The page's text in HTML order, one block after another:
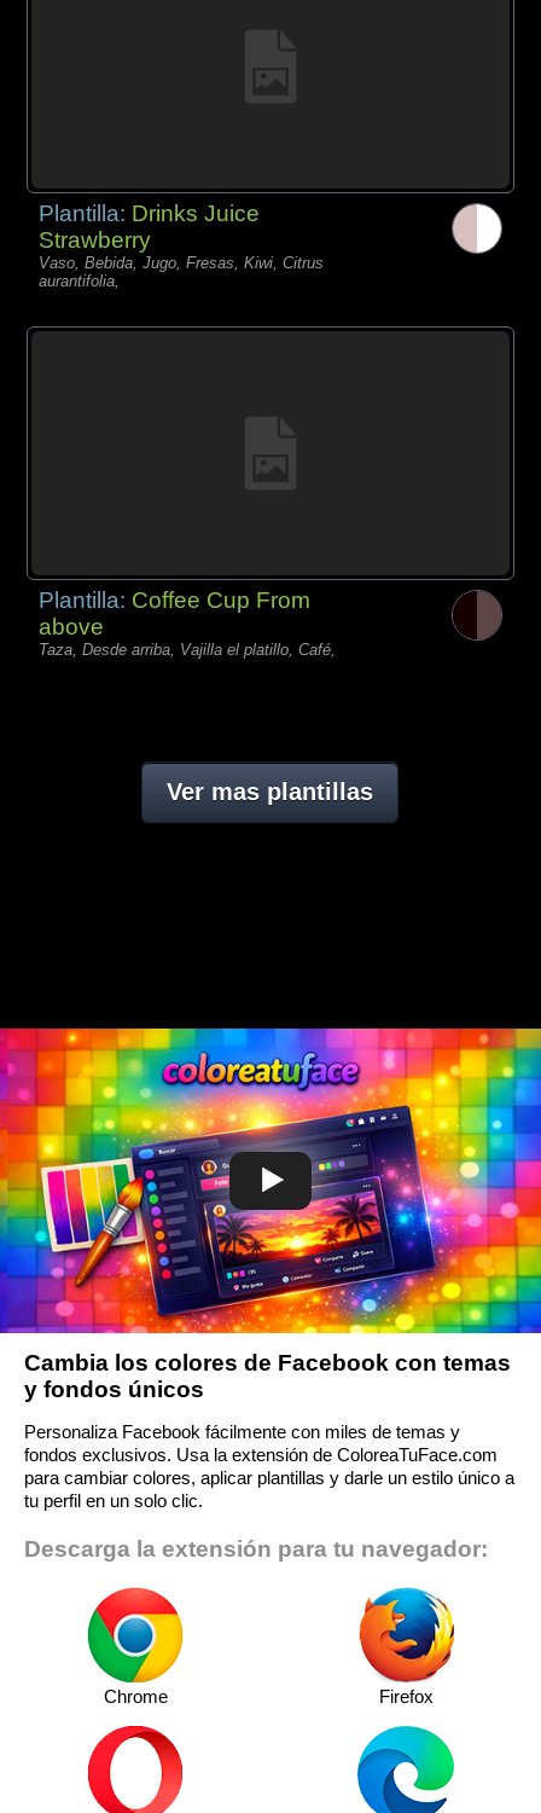
Plantilla: Drinks Juice
Strawberry
Vaso, Bebida, Jugo, Fresas, Kiwi, Citrus
aurantifolia,
Plantilla: Coffee Cup From
above
Taza, Desde arriba, Vajilla el platillo, Café,
Ver mas plantillas
Cambia los colores de Facebook con temas
y fondos únicos
Personaliza Facebook fácilmente con miles de temas y
fondos exclusivos. Usa la extensión de ColoreaTuFace.com
para cambiar colores, aplicar plantillas y darle un estilo único a
tu perfil en un solo clic.
Descarga la extensión para tu navegador:
Chrome Firefox